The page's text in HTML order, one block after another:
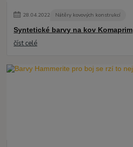
28.04.2022 Nátěry kovových konstrukcí
Syntetické barvy na kov Komaprim
číst celé